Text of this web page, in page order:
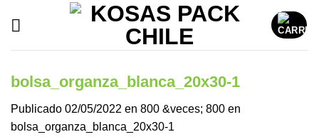
bolsa_organza_blanca_20x30-1
Publicado 02/05/2022 en 800 &veces; 800 en
bolsa_organza_blanca_20x30-1